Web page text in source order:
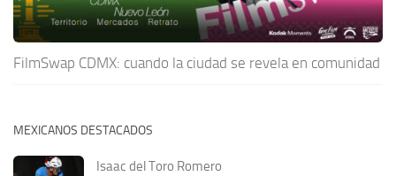
FilmSwap CDMX: cuando la ciudad se revela en comunidad
MEXICANOS DESTACADOS
Isaac del Toro Romero